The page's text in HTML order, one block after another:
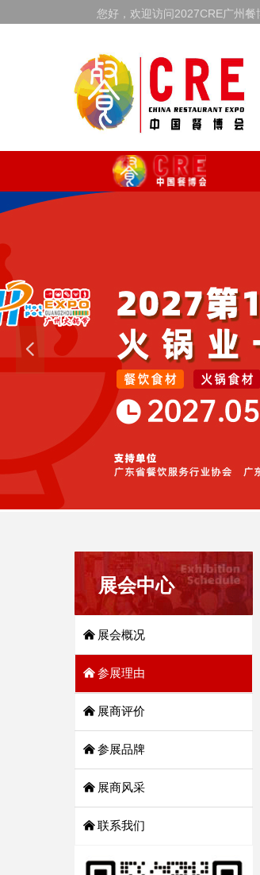
您好，欢迎访问2027CRE广州餐
넳
낀 展会概况
낀 参展理由
낀 展商评价
낀 参展品牌
낀 展商风采
낀 联系我们
展会中心